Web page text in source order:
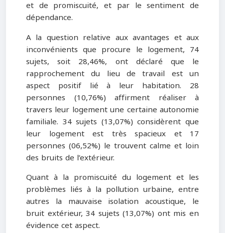
et de promiscuité, et par le sentiment de
dépendance.
A la question relative aux avantages et aux
inconvénients que procure le logement, 74
sujets, soit 28,46%, ont déclaré que le
rapprochement du lieu de travail est un
aspect positif lié à leur habitation. 28
personnes (10,76%) affirment réaliser à
travers leur logement une certaine autonomie
familiale. 34 sujets (13,07%) considèrent que
leur logement est très spacieux et 17
personnes (06,52%) le trouvent calme et loin
des bruits de l’extérieur.
Quant à la promiscuité du logement et les
problèmes liés à la pollution urbaine, entre
autres la mauvaise isolation acoustique, le
bruit extérieur, 34 sujets (13,07%) ont mis en
évidence cet aspect.